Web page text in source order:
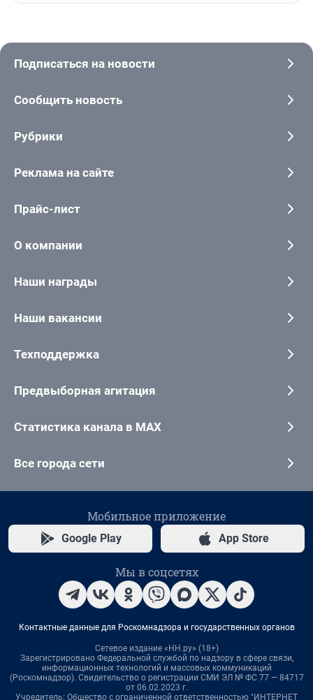
Подписаться на новости
Сообщить новость
Рубрики
Реклама на сайте
Прайс-лист
О компании
Наши награды
Наши вакансии
Техподдержка
Предвыборная агитация
Статистика канала в MAX
Все города сети
Мобильное приложение
Google Play App Store
Мы в соцсетях
Контактные данные для Роскомнадзора и государственных органов
Сетевое издание «НН.ру» (18+)
Зарегистрировано Федеральной службой по надзору в сфере связи,
информационных технологий и массовых коммуникаций
(Роскомнадзор). Свидетельство о регистрации СМИ ЭЛ № ФС 77 — 84717
от 06.02.2023 г.
Учредитель: Общество с ограниченной ответственностью "ИНТЕРНЕТ